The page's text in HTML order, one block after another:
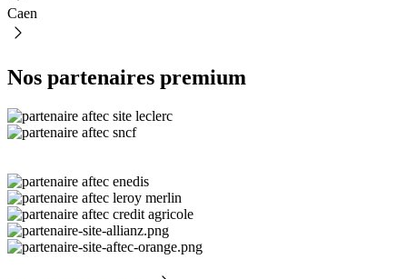
Caen
Nos partenaires premium